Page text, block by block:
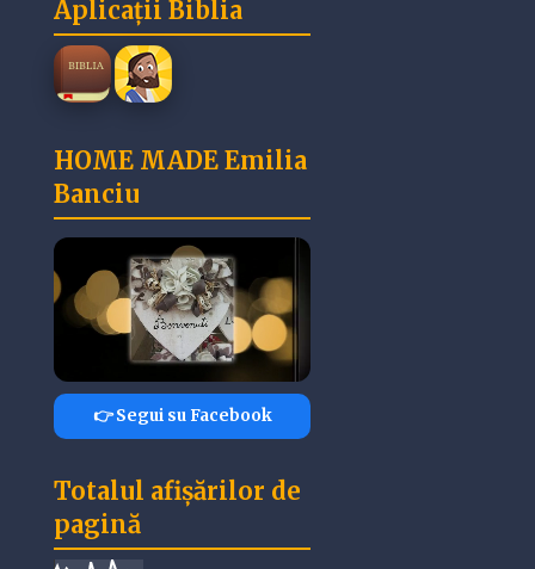
Aplicații Biblia
HOME MADE Emilia
Banciu
👉 Segui su Facebook
Totalul afișărilor de
pagină